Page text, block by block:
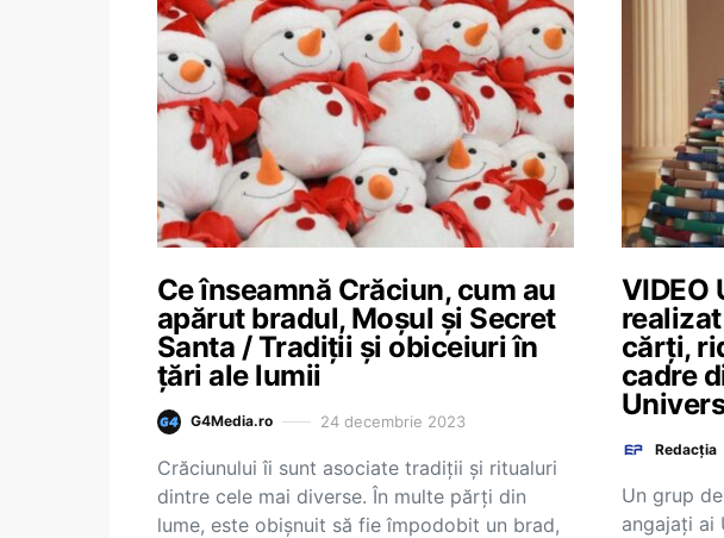
Ce înseamnă Crăciun, cum au
apărut bradul, Moșul și Secret
Santa / Tradiţii şi obiceiuri în
ţări ale lumii
G4Media.ro 24 decembrie 2023
Crăciunului îi sunt asociate tradiţii şi ritualuri
dintre cele mai diverse. În multe părţi din
lume, este obişnuit să fie împodobit un brad,
VIDEO
cărți,
cadre
Redacția
Un grup
angajați ai